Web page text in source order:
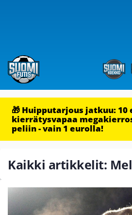
🎁 Huipputarjous jatkuu: 10
kierrätysvapaa
peliin - vain 1 eurolla!
Kaikki artikkelit: